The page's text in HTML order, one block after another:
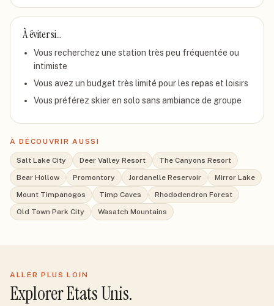
À éviter si…
Vous recherchez une station très peu fréquentée ou
intimiste
Vous avez un budget très limité pour les repas et loisirs
Vous préférez skier en solo sans ambiance de groupe
À DÉCOUVRIR AUSSI
Salt Lake City Deer Valley Resort
The Canyons Resort
Bear Hollow
Promontory Jordanelle Reservoir
Mirror Lake
Mount Timpanogos
Timp Caves
Rhododendron Forest
Old Town Park City
Wasatch Mountains
ALLER PLUS LOIN
ExplorerEtats Unis.